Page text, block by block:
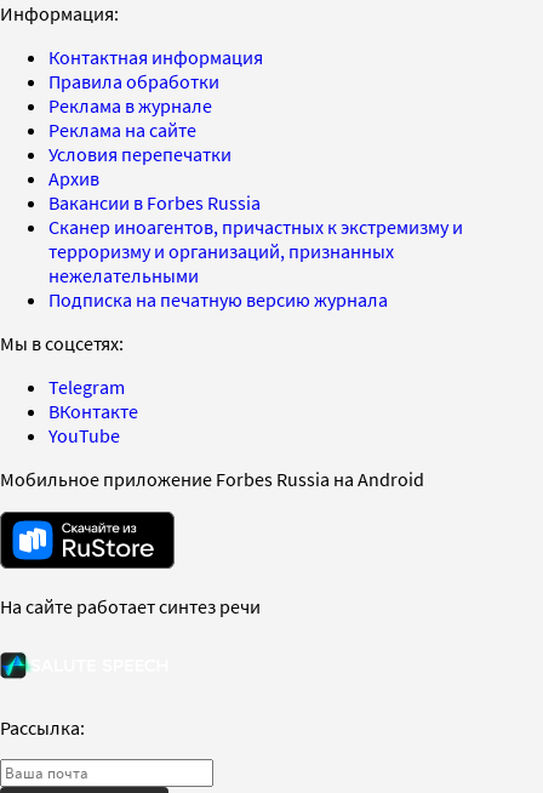
Информация:
Контактная информация
Правила обработки
Реклама в журнале
Реклама на сайте
Условия перепечатки
Архив
Вакансии в Forbes Russia
Сканер иноагентов, причастных к экстремизму и
терроризму и организаций, признанных
нежелательными
Подписка на печатную версию журнала
Мы в соцсетях:
Telegram
ВКонтакте
YouTube
Мобильное приложение Forbes Russia на Android
На сайте работает синтез речи
Рассылка: